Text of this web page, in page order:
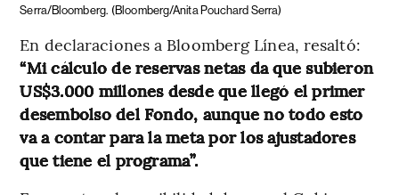
Serra/Bloomberg. (Bloomberg/Anita Pouchard Serra)
En declaraciones a Bloomberg Línea, resaltó:
“Mi cálculo de reservas netas da que subieron
US$3.000 millones desde que llegó el primer
desembolso del Fondo, aunque no todo esto
va a contar para la meta por los ajustadores
que tiene el programa”.